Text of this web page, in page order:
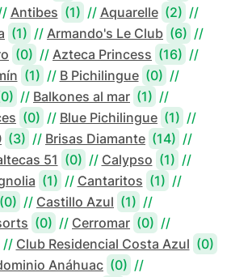
Antibes (1) // Aquarelle (2) //
(1) // Armando's Le Club (6) //
(0) // Azteca Princess (16) //
(1) // B Pichilingue (0) //
// Balkones al mar (1) //
(0) // Blue Pichilingue (1) //
(3) // Brisas Diamante (14) //
51 (0) // Calypso (1) //
(1) // Cantaritos (1) //
(0) // Castillo Azul (1) //
(0) // Cerromar (0) //
// Club Residencial Costa Azul (0)
Anáhuac (0) //